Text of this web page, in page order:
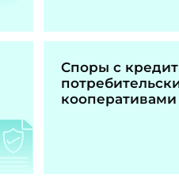
Споры с
кооперативами